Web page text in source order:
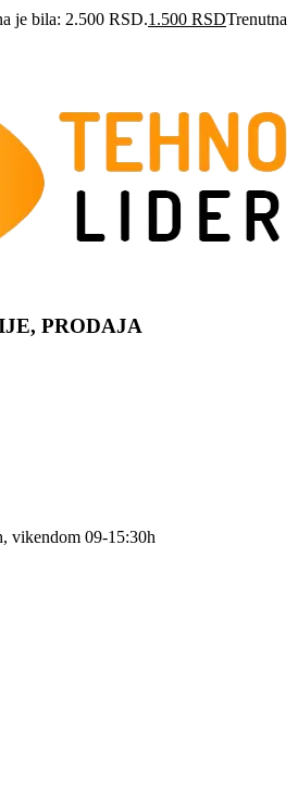
je bila: 2.500 RSD.1.500 RSDTrenutna
PRODAJA
vikendom 09-15:30h